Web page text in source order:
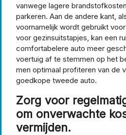
vanwege lagere
parkeren. Aan de andere kant,
voornamelijk wordt gebruikt
voor gezinsuitstapjes, kan een
comfortabelere auto meer
voertuig af te stemmen op het
men optimaal profiteren van de
goedkope tweede auto.
Zorg voor
om onverwachte
vermijden.